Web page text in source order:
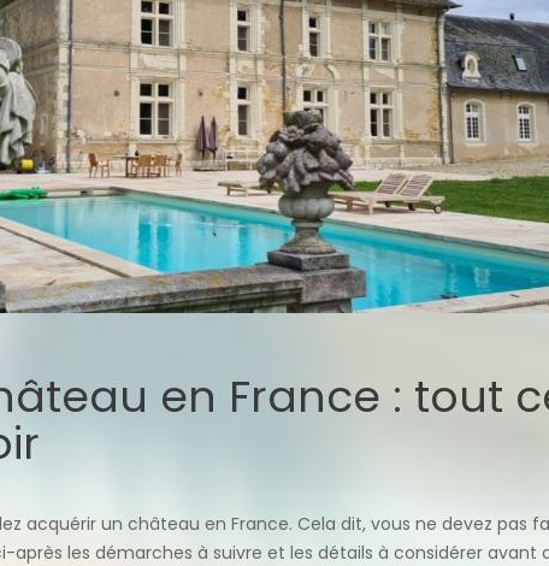
en France : tout
acquérir un château en France. Cela dit, vous ne devez pas
après les démarches à suivre et les détails à considérer avant